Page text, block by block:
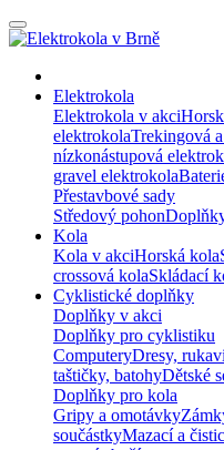
Elektrokola
Elektrokola v akci
elektrokolaTrekingová
nízkonástupová
gravel elektrokola
Přestavbové sady
Středový pohon
Kola
Kola v akciHorská kola
crossová kolaSkládací
Cyklistické doplňky
Doplňky v akci
Doplňky pro cyklistiku
ComputeryDresy,
taštičky, batohyDětské
Doplňky pro kola
Gripy a omotávky
součástkyMazací a